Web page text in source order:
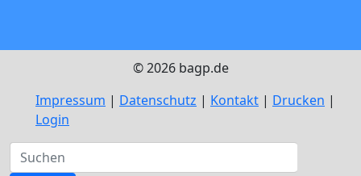
© 2026 bagp.de
Impressum | Datenschutz | Kontakt | Drucken |
Login